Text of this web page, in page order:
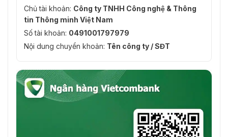
Chủ tài khoản: Công ty TNHH Công nghệ & Thông
tin Thông minh Việt Nam
Số tài khoản: 0491001797979
Nội dung chuyển khoản: Tên công ty / SĐT